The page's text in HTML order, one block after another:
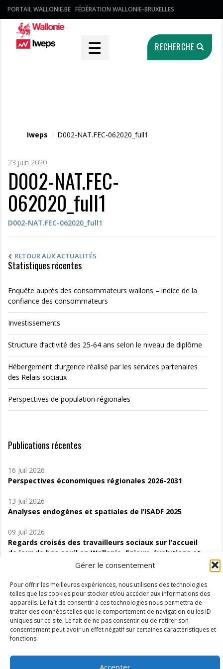
Gérer le consentement
Pour offrir les meilleures expériences, nous utilisons des technologies
telles que les cookies pour stocker et/ou accéder aux informations des
appareils. Le fait de consentir à ces technologies nous permettra de
traiter des données telles que le comportement de navigation ou les ID
uniques sur ce site. Le fait de ne pas consentir ou de retirer son
consentement peut avoir un effet négatif sur certaines caractéristiques et
fonctions.
Accepter
PORTAIL WALLONIE.BE FÉDÉRATION WALLONIE-BRUXELLES
☰ RECHERCHE
Iweps / D002-NAT.FEC-062020_full1
23 juin 2020
D002-NAT.FEC-
062020_full1
D002-NAT.FEC-062020_full1
RETOUR AUX ACTUALITÉS
Statistiques récentes
Enquête auprès des consommateurs wallons – indice de la
confiance des consommateurs
Investissements
Structure d’activité des 25-64 ans selon le niveau de diplôme
Hébergement d’urgence réalisé par les services partenaires
des Relais sociaux
Perspectives de population régionales
Publications récentes
16 Juil 2026
Perspectives économiques régionales 2026-2031
13 Juil 2026
Analyses endogènes et spatiales de l’ISADF 2025
09 Juil 2026
Regards croisés des travailleurs sociaux sur l’accueil
de jour de bas seuil en Wallonie. Enjeux, évolutions et
06 Juil 2026
Étude d’évaluabilité des Structures
d’accompagnement à l’autocréation d’emploi (SAACE)
01 Juil 2026
Pénurie du personnel infirmier :quels indicateurs
Wallonie ?